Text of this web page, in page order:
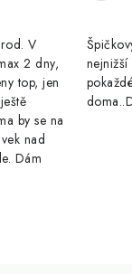
V
2 dny,
top, jen
by se na
nad
Dám